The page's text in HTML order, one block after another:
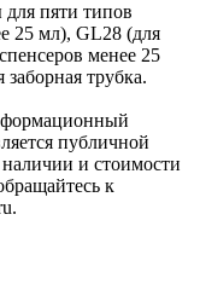
для пяти типов
25 мл), GL28 (для
менее 25
трубка.
публичной
и стоимости
к